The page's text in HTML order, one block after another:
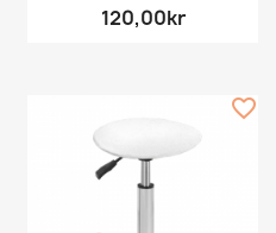
120,00kr
favorite_border